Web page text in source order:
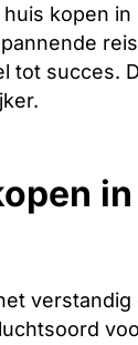
kopen
succes.